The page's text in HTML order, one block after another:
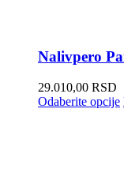
Nalivpero
29.010,00 RSD
Odaberite opcije